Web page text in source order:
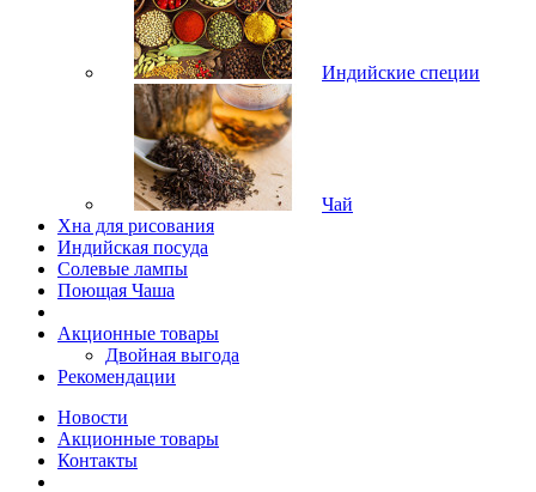
Индийские специи
Чай
Хна для рисования
Индийская посуда
Солевые лампы
Поющая Чаша
Акционные товары
Двойная выгода
Рекомендации
Новости
Акционные товары
Контакты